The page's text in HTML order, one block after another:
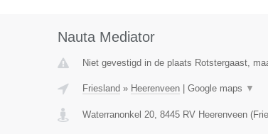
Nauta Mediator
Niet gevestigd in de plaats Rotstergaast,
Friesland » Heerenveen| Google maps ▼
Waterranonkel 20, 8445 RV Heerenveen(